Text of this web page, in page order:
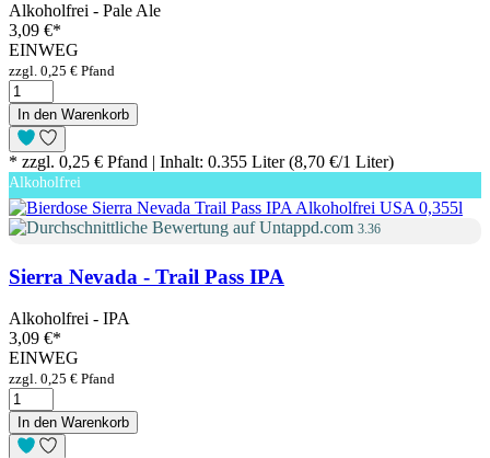
Alkoholfrei - Pale Ale
3,09 €*
EINWEG
zzgl. 0,25 € Pfand
In den Warenkorb
* zzgl. 0,25 € Pfand | Inhalt: 0.355 Liter (8,70 €/1 Liter)
Alkoholfrei
3.36
Sierra Nevada - Trail Pass IPA
Alkoholfrei - IPA
3,09 €*
EINWEG
zzgl. 0,25 € Pfand
In den Warenkorb